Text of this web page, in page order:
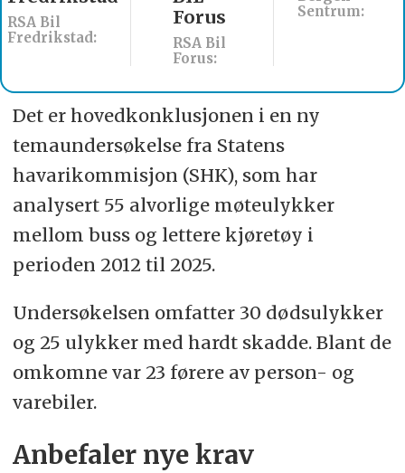
RSA Bil
Fredrikstad:
RSA Bil
Forus:
Forus
Sentrum:
Det er hovedkonklusjonen i en ny
temaundersøkelse fra Statens
havarikommisjon (SHK), som har
analysert 55 alvorlige møteulykker
mellom buss og lettere kjøretøy i
perioden 2012 til 2025.
Undersøkelsen omfatter 30 dødsulykker
og 25 ulykker med hardt skadde. Blant de
omkomne var 23 førere av person- og
varebiler.
Anbefaler nye krav